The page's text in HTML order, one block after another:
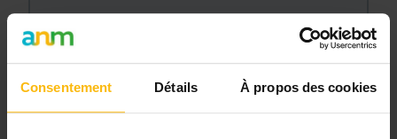
Consentement Détails À propos des cookies